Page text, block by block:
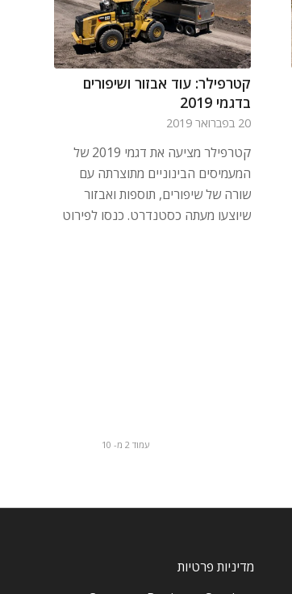
קטרפילר: עוד אבזור ושיפורים
בדגמי 2019
20 בפברואר 2019
קטרפילר מציעה את דגמי 2019 של
המעמיסים הבינוניים מתוצרתה עם
שורה של שיפורים, תוספות ואבזור
שיוצעו מעתה כסטנדרט. כנסו לפירוט
עמוד 2 מ- 10
מדיניות פרטיות